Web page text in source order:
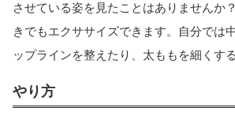
させている姿を見たことはありませんか
きでもエクササイズできます。自分では
ップラインを整えたり、太ももを細くす
やり方